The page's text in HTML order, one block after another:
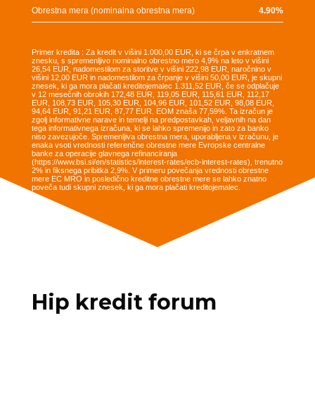
Obrestna mera (nominalna obrestna mera) 4.90%
Primer kredita : Za kredit v višini 1.000,00 EUR, ki se črpa v enkratnem
znesku, s spremenljivo nominalno obrestno mero 4,9% na leto v višini
26,54 EUR, nadomestilom za storitve v višini 222,98 EUR, naročnino v
višini 12,00 EUR in nadomestilom za črpanje v višini 50,00 EUR, je skupni
znesek, ki ga mora plačati kreditojemalec 1.311,52 EUR, če se odplačuje
v 12 mesečnih obrokih 172,48 EUR, 119,05 EUR, 115,61 EUR, 112,17
EUR, 108,73 EUR, 105,30 EUR, 104,96 EUR, 101,52 EUR, 98,08 EUR,
94,64 EUR, 91,21 EUR, 87,77 EUR. EOM znaša 77,59%. Ta izračun je
zgolj informativne narave in temelji na predpostavkah, veljavnih na dan
tega informativnega izračuna, ki se lahko spremenijo in zato za banko
niso zavezujoče. Spremenljiva obrestna mera, uporabljena v izračunu, je
enaka vsoti vrednosti referenčne obrestne mere Evropske centralne
banke za operacije glavnega refinanciranja
(https://www.bsi.si/en/statistics/interest-rates/ecb-interest-rates), trenutno
2% in fiksnega pribitka 2,9%. V primeru povečanja vrednosti obrestne
mere EC MRO in posledično kreditne obrestne mere se lahko znatno
poveča tudi skupni znesek, ki ga mora plačati kreditojemalec.
Hip kredit forum